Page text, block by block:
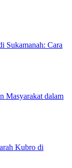
Sukamanah: Cara
Masyarakat dalam
Kubro di